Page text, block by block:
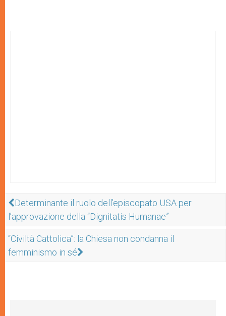
Determinante il ruolo dell’episcopato USA per
l’approvazione della “Dignitatis Humanae”
“Civiltà Cattolica”: la Chiesa non condanna il
femminismo in sé